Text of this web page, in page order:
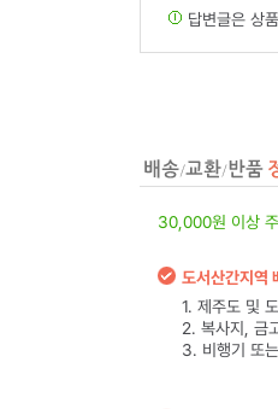
답변글은 상
30,000원 이상
도서산간지역
1. 제주도 및
2. 복사지, 금
3. 비행기 또